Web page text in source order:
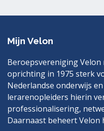
Mijn Velon
Beroepsvereniging Velon
oprichting in 1975 sterk
Nederlandse onderwijs
lerarenopleiders hierin
professionalisering,
Daarnaast beheert Velon